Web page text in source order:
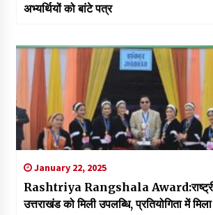
अभ्यर्थियों को बांटे पत्र
January 22, 2025
Rashtriya Rangshala
उत्तराखंड को मिली उपलब्धि, प्रतियोगिता में मिला